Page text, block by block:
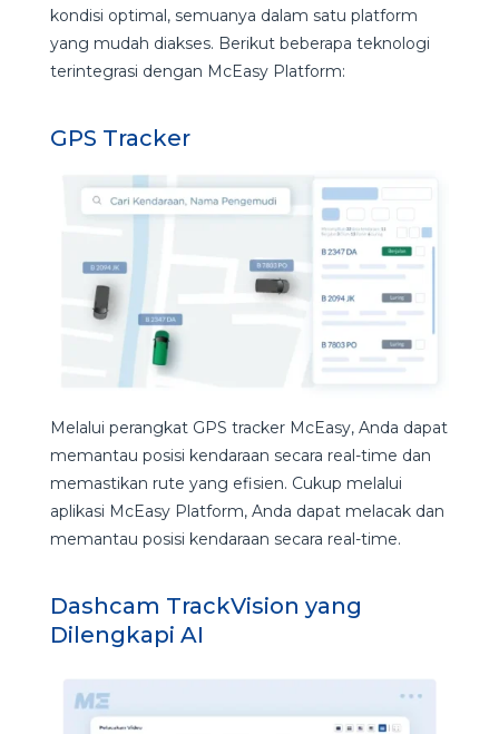
kondisi optimal, semuanya dalam satu platform
yang mudah diakses. Berikut beberapa teknologi
terintegrasi dengan McEasy Platform:
GPS Tracker
Melalui perangkat GPS tracker McEasy, Anda dapat
memantau posisi kendaraan secara real-time dan
memastikan rute yang efisien. Cukup melalui
aplikasi McEasy Platform, Anda dapat melacak dan
memantau posisi kendaraan secara real-time.
Dashcam TrackVision yang
Dilengkapi AI